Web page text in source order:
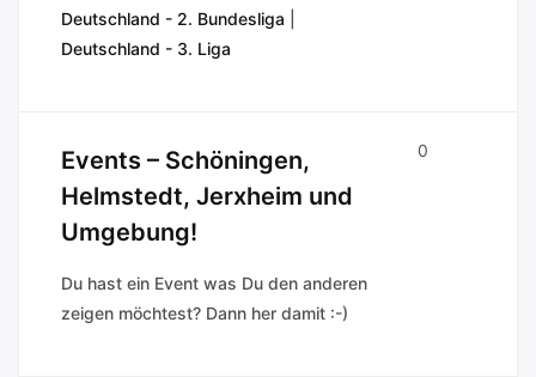
Deutschland - 2. Bundesliga
Deutschland - 3. Liga
Events – Schöningen,
Helmstedt, Jerxheim und
Umgebung!
Du hast ein Event was Du den anderen
zeigen möchtest? Dann her damit :-)
0